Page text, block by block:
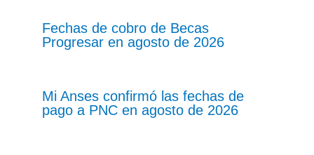
Fechas de cobro de Becas
Progresar en agosto de 2026
Mi Anses confirmó las fechas de
pago a PNC en agosto de 2026